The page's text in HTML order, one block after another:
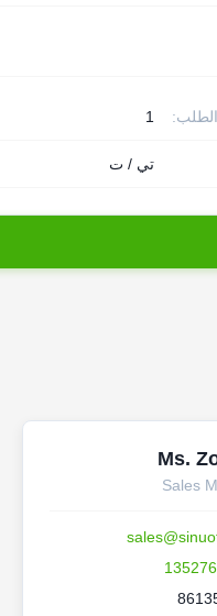
الطلب: 1
تي / ت
Ms.
Sales